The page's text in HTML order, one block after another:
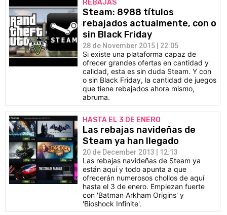
REBAJAS
Steam: 8988 títulos
rebajados actualmente, con o
sin Black Friday
28 de November 2015 | 22:05
Si existe una plataforma capaz de
ofrecer grandes ofertas en cantidad y
calidad, esta es sin duda Steam. Y con
o sin Black Friday, la cantidad de juegos
que tiene rebajados ahora mismo,
abruma.
HASTA EL 3 DE ENERO
Las rebajas navideñas de
Steam ya han llegado
20 de December 2013 | 12:13
Las rebajas navideñas de Steam ya
están aquí y todo apunta a que
ofrecerán numerosos chollos de aquí
hasta el 3 de enero. Empiezan fuerte
con 'Batman Arkham Origins' y
'Bioshock Infinite'.